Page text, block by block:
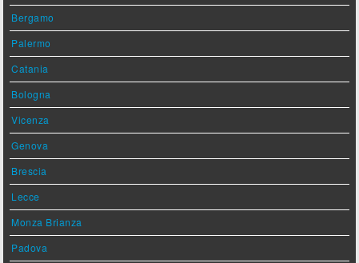
Bergamo
Palermo
Catania
Bologna
Vicenza
Genova
Brescia
Lecce
Monza Brianza
Padova